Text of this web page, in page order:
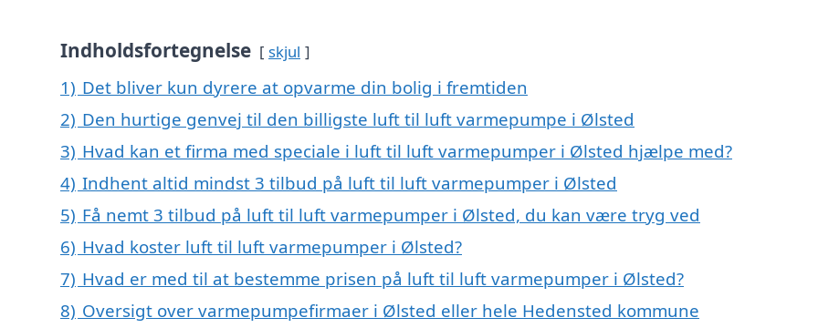
Indholdsfortegnelse skjul
1) Det bliver kun dyrere at opvarme din bolig i fremtiden
2) Den hurtige genvej til den billigste luft til luft varmepumpe i Ølsted
3) Hvad kan et firma med speciale i luft til luft varmepumper i Ølsted hjælpe med?
4) Indhent altid mindst 3 tilbud på luft til luft varmepumper i Ølsted
5) Få nemt 3 tilbud på luft til luft varmepumper i Ølsted, du kan være tryg ved
6) Hvad koster luft til luft varmepumper i Ølsted?
7) Hvad er med til at bestemme prisen på luft til luft varmepumper i Ølsted?
8) Oversigt over varmepumpefirmaer i Ølsted eller hele Hedensted kommune